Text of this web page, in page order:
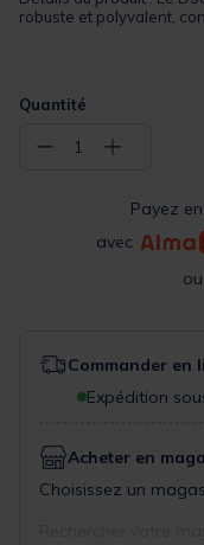
robuste et polyvalent,
Quantité
− 1 +
Payez en
avec
Commander en
Expédition
Acheter en
Choisissez un